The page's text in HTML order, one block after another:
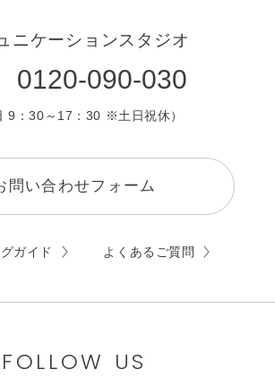
ニケーションスタジオ
0120-090-030
9：30～17：30 ※土日祝休）
問い合わせフォーム
ガイド よくあるご質問
FOLLOW US